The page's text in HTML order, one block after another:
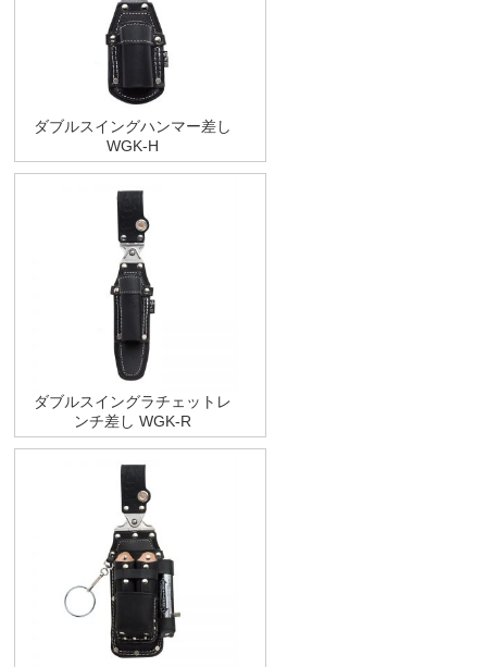
ダブルスイングハンマー差し
WGK-H
ダブルスイングラチェットレ
ンチ差し WGK-R